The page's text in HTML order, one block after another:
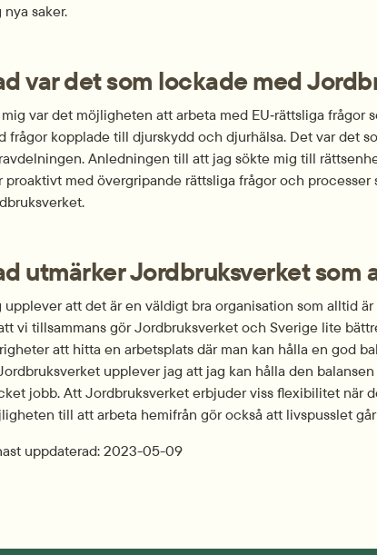
nya saker.
var det som lockade med
mig var det möjligheten att arbeta med EU‑rättsliga frågor
frågor kopplade till djurskydd och djurhälsa. Det var det
Anledningen till att jag sökte mig till
proaktivt med övergripande rättsliga frågor och processer
utmärker Jordbruksverket som
upplever att det är en väldigt bra organisation som alltid
vi tillsammans gör Jordbruksverket och Sverige lite
att hitta en arbets­plats där man kan hålla en god
upplever jag att jag kan hålla den
jobb. Att Jordbruksverket erbjuder viss flexibilitet när
till att arbeta hemifrån gör också att livspusslet
uppdaterad: 2023-05-09